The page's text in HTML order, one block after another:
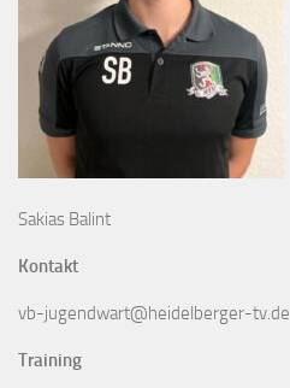
Sakias Balint
Kontakt
vb-jugendwart@heidelberger-tv.de
Training